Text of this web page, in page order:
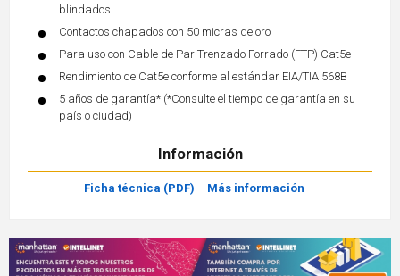
blindados
Contactos chapados con 50 micras de oro
Para uso con Cable de Par Trenzado Forrado (FTP) Cat5e
Rendimiento de Cat5e conforme al estándar EIA/TIA 568B
5 años de garantía* (*Consulte el tiempo de garantía en su
país o ciudad)
Información
Ficha técnica (PDF) Más información